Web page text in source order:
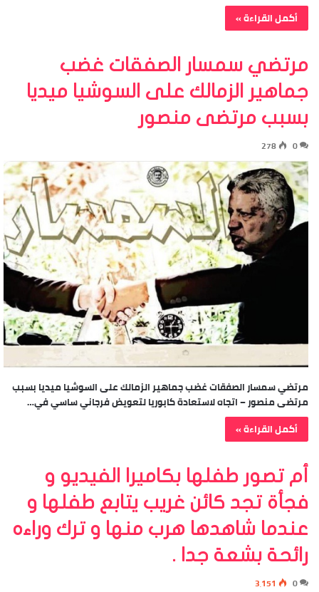
أكمل القراءة »
مرتضي سمسار الصفقات غضب
جماهير الزمالك على السوشيا ميديا
بسبب مرتضى منصور
0
278
مرتضي سمسار الصفقات غضب جماهير الزمالك على السوشيا ميديا بسبب
مرتضى منصور – اتجاه لاستعادة كابوريا لتعويض فرجاني ساسي في…
أكمل القراءة »
أم تصور طفلها بكاميرا الفيديو و
فجأة تجد كائن غريب يتابع طفلها و
عندما شاهدها هرب منها و ترك وراءه
رائحة بشعة جدا .
0 3٬151